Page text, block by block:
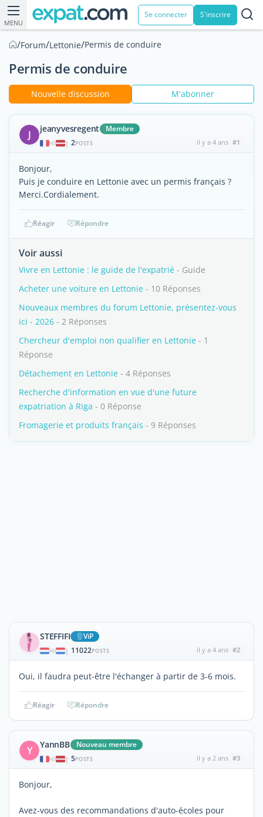
MENU
Se connecter S'inscrire
/Forum/Lettonie/Permis de conduire
Permis de conduire
Nouvelle discussion M'abonner
J jeanyvesregent Membre
| 2POSTS il y a 4 ans #1
Bonjour,
Puis je conduire en Lettonie avec un permis français ?
Merci.Cordialement.
Réagir Répondre
Voir aussi
Vivre en Lettonie : le guide de l'expatrié - Guide
Acheter une voiture en Lettonie - 10 Réponses
Nouveaux membres du forum Lettonie, présentez-vous
ici - 2026 - 2 Réponses
Chercheur d'emploi non qualifier en Lettonie - 1
Réponse
Détachement en Lettonie - 4 Réponses
Recherche d'information en vue d'une future
expatriation à Riga - 0 Réponse
Fromagerie et produits français - 9 Réponses
STEFFIFI ViP
| 11022POSTS il y a 4 ans #2
Oui, il faudra peut-être l'échanger à partir de 3-6 mois.
Réagir Répondre
Y YannBB Nouveau membre
| 5POSTS il y a 2 ans #3
Bonjour,
Avez-vous des recommandations d'auto-écoles pour